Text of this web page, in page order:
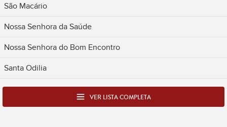
São Macário
Nossa Senhora da Saúde
Nossa Senhora do Bom Encontro
Santa Odilia
VER LISTA COMPLETA